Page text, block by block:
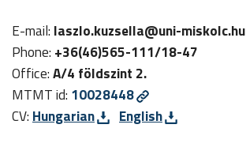
E-mail: laszlo.kuzsella@uni-miskolc.hu
Phone: +36(46)565-111/18-47
Office:A/4 földszint 2.
MTMT id: 10028448
CV:Hungarian
English